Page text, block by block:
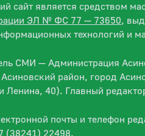
сайт является средством
ЭЛ № ФС 77 — 73650,
технологий и
СМИ — Администрация
Асиновский район, город
Ленина, 40). Главный
почты и телефон
(38241) 22498.